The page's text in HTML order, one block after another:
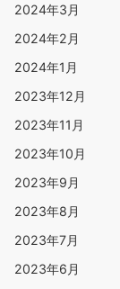
2024年3月
2024年2月
2024年1月
2023年12月
2023年11月
2023年10月
2023年9月
2023年8月
2023年7月
2023年6月